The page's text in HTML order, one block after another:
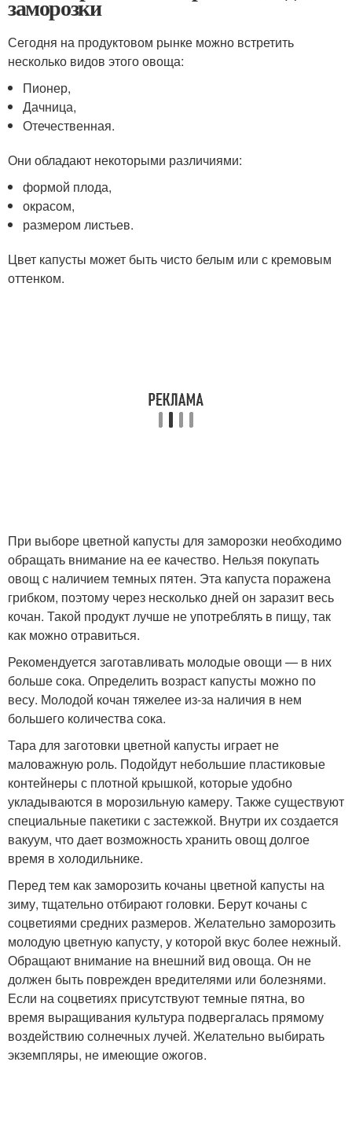
заморозки
Сегодня на продуктовом рынке можно встретить
несколько видов этого овоща:
Пионер,
Дачница,
Отечественная.
Они обладают некоторыми различиями:
формой плода,
окрасом,
размером листьев.
Цвет капусты может быть чисто белым или с кремовым
оттенком.
При выборе цветной капусты для заморозки необходимо
обращать внимание на ее качество. Нельзя покупать
овощ с наличием темных пятен. Эта капуста поражена
грибком, поэтому через несколько дней он заразит весь
кочан. Такой продукт лучше не употреблять в пищу, так
как можно отравиться.
Рекомендуется заготавливать молодые овощи — в них
больше сока. Определить возраст капусты можно по
весу. Молодой кочан тяжелее из-за наличия в нем
большего количества сока.
Тара для заготовки цветной капусты играет не
маловажную роль. Подойдут небольшие пластиковые
контейнеры с плотной крышкой, которые удобно
укладываются в морозильную камеру. Также существуют
специальные пакетики с застежкой. Внутри их создается
вакуум, что дает возможность хранить овощ долгое
время в холодильнике.
Перед тем как заморозить кочаны цветной капусты на
зиму, тщательно отбирают головки. Берут кочаны с
соцветиями средних размеров. Желательно заморозить
молодую цветную капусту, у которой вкус более нежный.
Обращают внимание на внешний вид овоща. Он не
должен быть поврежден вредителями или болезнями.
Если на соцветиях присутствуют темные пятна, во
время выращивания культура подвергалась прямому
воздействию солнечных лучей. Желательно выбирать
экземпляры, не имеющие ожогов.